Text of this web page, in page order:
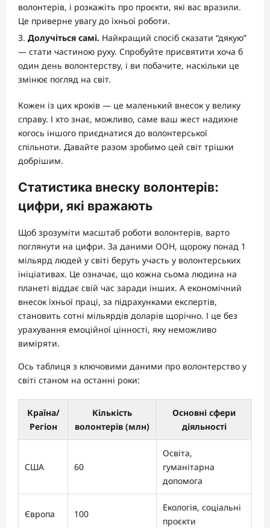
волонтерів, і розкажіть про проєкти, які вас вразили.
Це приверне увагу до їхньої роботи.
Долучіться самі. Найкращий спосіб сказати “дякую”
— стати частиною руху. Спробуйте присвятити хоча б
один день волонтерству, і ви побачите, наскільки це
змінює погляд на світ.
Кожен із цих кроків — це маленький внесок у велику
справу. І хто знає, можливо, саме ваш жест надихне
когось іншого приєднатися до волонтерської
спільноти. Давайте разом зробимо цей світ трішки
добрішим.
Статистика внеску волонтерів:
цифри, які вражають
Щоб зрозуміти масштаб роботи волонтерів, варто
поглянути на цифри. За даними ООН, щороку понад 1
мільярд людей у світі беруть участь у волонтерських
ініціативах. Це означає, що кожна сьома людина на
планеті віддає свій час заради інших. А економічний
внесок їхньої праці, за підрахунками експертів,
становить сотні мільярдів доларів щорічно. І це без
урахування емоційної цінності, яку неможливо
виміряти.
Ось таблиця з ключовими даними про волонтерство у
світі станом на останні роки:
Країна/
Регіон
Кількість
волонтерів (млн)
Основні сфери
діяльності
США 60
Освіта,
гуманітарна
допомога
Європа 100
Екологія, соціальні
проєкти